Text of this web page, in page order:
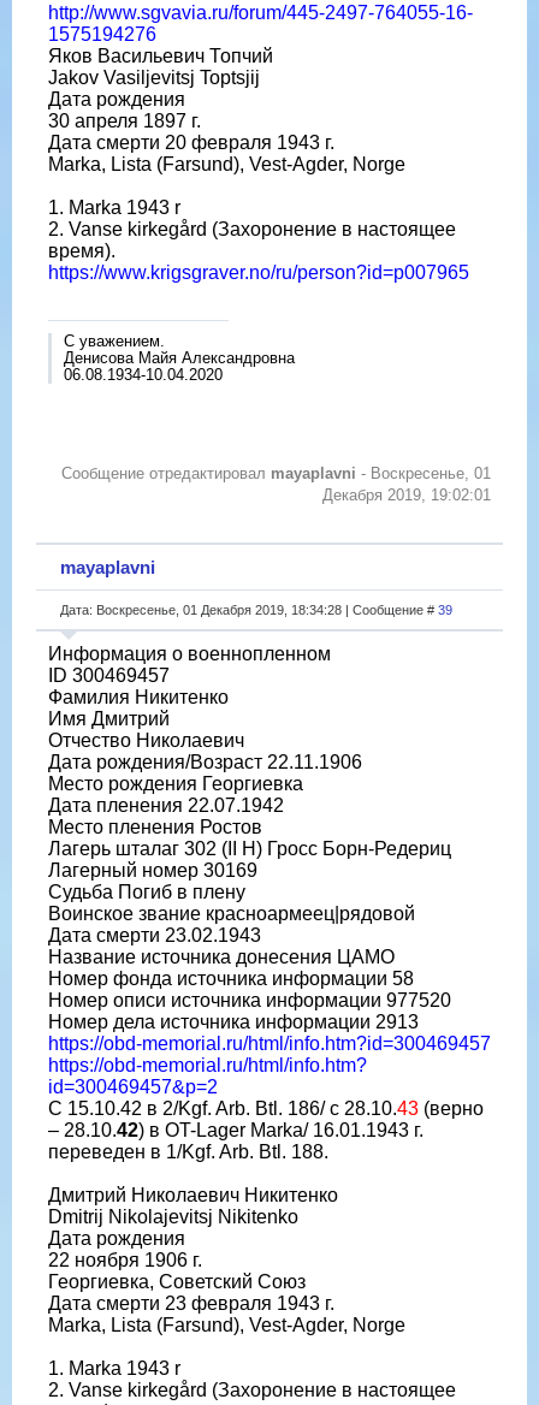
http://www.sgvavia.ru/forum/445-2497-764055-16-
1575194276
Яков Васильевич Топчий
Jakov Vasiljevitsj Toptsjij
Дата рождения
30 апреля 1897 г.
Дата смерти 20‎ ‎февраля‎ ‎1943‎ г.
Marka, Lista (Farsund), Vest-Agder, Norge
1. Marka 1943 r
2. Vanse kirkegård (Захоронение в настоящее
время).
https://www.krigsgraver.no/ru/person?id=p007965
С уважением.
Денисова Майя Александровна
06.08.1934-10.04.2020
Сообщение отредактировал mayaplavni - Воскресенье, 01
Декабря 2019, 19:02:01
mayaplavni
Дата: Воскресенье, 01 Декабря 2019, 18:34:28 | Сообщение # 39
Информация о военнопленном
ID 300469457
Фамилия Никитенко
Имя Дмитрий
Отчество Николаевич
Дата рождения/Возраст 22.11.1906
Место рождения Георгиевка
Дата пленения 22.07.1942
Место пленения Ростов
Лагерь шталаг 302 (II H) Гросс Борн-Редериц
Лагерный номер 30169
Судьба Погиб в плену
Воинское звание красноармеец|рядовой
Дата смерти 23.02.1943
Название источника донесения ЦАМО
Номер фонда источника информации 58
Номер описи источника информации 977520
Номер дела источника информации 2913
https://obd-memorial.ru/html/info.htm?id=300469457
https://obd-memorial.ru/html/info.htm?
id=300469457&p=2
С 15.10.42 в 2/Kgf. Arb. Btl. 186/ c 28.10.43 (верно
– 28.10.42) в OT-Lager Marka/ 16.01.1943 г.
переведен в 1/Kgf. Arb. Btl. 188.
Дмитрий Николаевич Никитенко
Dmitrij Nikolajevitsj Nikitenko
Дата рождения
22 ноября 1906 г.
Георгиевка, Советский Союз
Дата смерти 23 февраля 1943 г.
Marka, Lista (Farsund), Vest-Agder, Norge
1. Marka 1943 r
2. Vanse kirkegård (Захоронение в настоящее